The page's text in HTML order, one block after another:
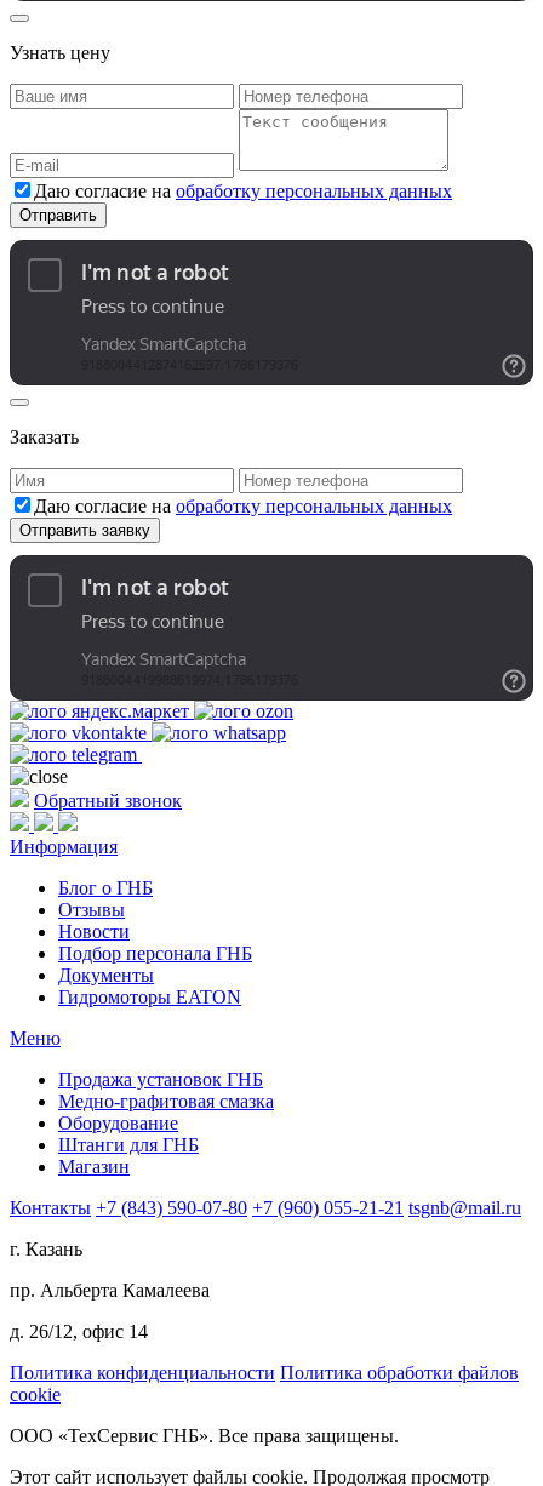
Узнать цену
Даю согласие на обработку персональных данных
Заказать
Даю согласие на обработку персональных данных
Обратный звонок
Информация
Блог о ГНБ
Отзывы
Новости
Подбор персонала ГНБ
Документы
Гидромоторы EATON
Меню
Продажа установок ГНБ
Медно-графитовая смазка
Оборудование
Штанги для ГНБ
Магазин
Контакты +7 (843) 590-07-80 +7 (960) 055-21-21 tsgnb@mail.ru
г. Казань
пр. Альберта Камалеева
д. 26/12, офис 14
Политика конфиденциальности Политика обработки файлов
cookie
ООО «ТехСервис ГНБ». Все права защищены.
Этот сайт использует файлы cookie. Продолжая просмотр